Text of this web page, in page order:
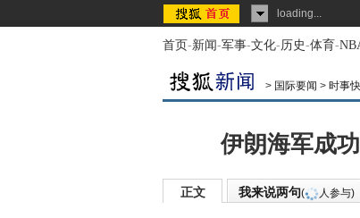
loading...
首页-新闻-军事-文化-历史-体育-
> 国际要闻 > 时事
伊朗海军成
正文 我来说两句( 人参与)